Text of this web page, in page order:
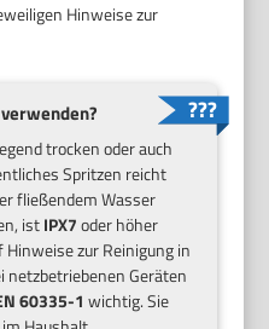
Hinweise zur
trocken oder auch
Spritzen reicht
fließendem Wasser
istIPX7oder höher
zur Reinigung in
netzbetriebenen Geräten
60335-1 wichtig. Sie